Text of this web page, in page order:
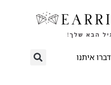
דברו איתנו